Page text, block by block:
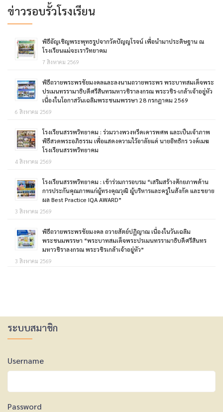
ข่าวรอบรั้วโรงเรียน
พิธีอัญเชิญพระพุทธรูปจากวัดปัญญโรจน์ เพื่อนำมาประดิษฐาน ณ
โรงเรียนแม่จะเราวิทยาคม
7 สิงหาคม 2569
พิธีถวายพระพรชัยมงคลและลงนามถวายพระพร พระบาทสมเด็จพระ
ปรเมนทรรามาธิบดีศรีสินทรมหาวชิราลงกรณ พระวชิร-เกล้าเจ้าอยู่หัว
เนื่องในโอกาสวันเฉลิมพระชนมพรรษา 28 กรกฎาคม 2569
6 สิงหาคม 2569
โรงเรียนสรรพวิทยาคม : ร่วมวางพวงหรีดเคารพศพ และเป็นเจ้าภาพ
พิธีสวดพระอภิธรรม เพื่อแสดงความไว้อาลัยแด่ นายอิทธิกร วงค์เมฆ
โรงเรียนสรรพวิทยาคม
4 สิงหาคม 2569
โรงเรียนสรรพวิทยาคม : เข้าร่วมการอบรม “เสริมสร้างศักยภาพด้าน
การประกันคุณภาพแก่ผู้ทรงคุณวุฒิ ผู้บริหารและครูในสังกัด และขยาย
ผล Best Practice IQA AWARD”
3 สิงหาคม 2569
พิธีถวายพระพรชัยมงคล ถวายสัตย์ปฏิญาณ เนื่องในวันเฉลิม
พระชนมพรรษา “พระบาทสมเด็จพระปรเมนทรรามาธิบดีศรีสินทร
มหาวชิราลงกรณ พระวชิรเกล้าเจ้าอยู่หัว”
3 สิงหาคม 2569
ระบบสมาชิก
Username
Password